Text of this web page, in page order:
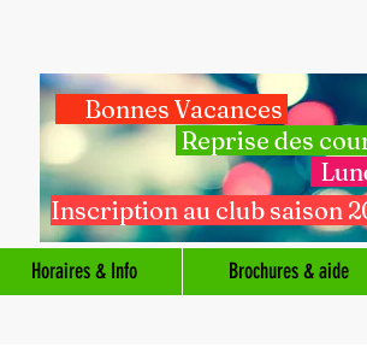
Bonnes Vacances
Reprise des
Inscription au club saison
Horaires & Info Brochures & aide